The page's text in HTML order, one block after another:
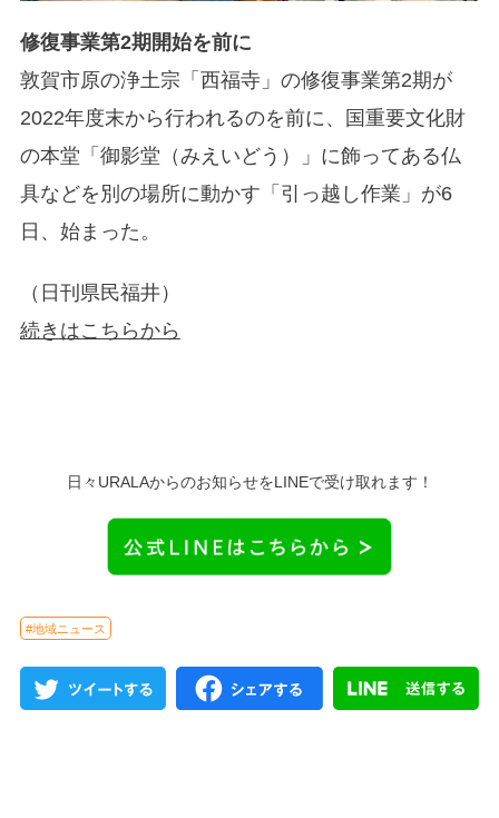
修復事業第2期開始を前に
敦賀市原の浄土宗「西福寺」の修復事業第2期が
2022年度末から行われるのを前に、国重要文化財
の本堂「御影堂（みえいどう）」に飾ってある仏
具などを別の場所に動かす「引っ越し作業」が6
日、始まった。
（日刊県民福井）
続きはこちらから
日々URALAからのお知らせをLINEで受け取れます！
#地域ニュース